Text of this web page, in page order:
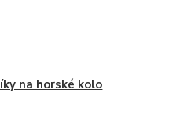
na horské kolo